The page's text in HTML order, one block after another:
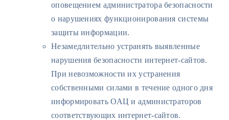
оповещением администратора безопасности
о нарушениях функционирования системы
защиты информации.
Незамедлительно устранять выявленные
нарушения безопасности интернет-сайтов.
При невозможности их устранения
собственными силами в течение одного дня
информировать ОАЦ и администраторов
соответствующих интернет-сайтов.